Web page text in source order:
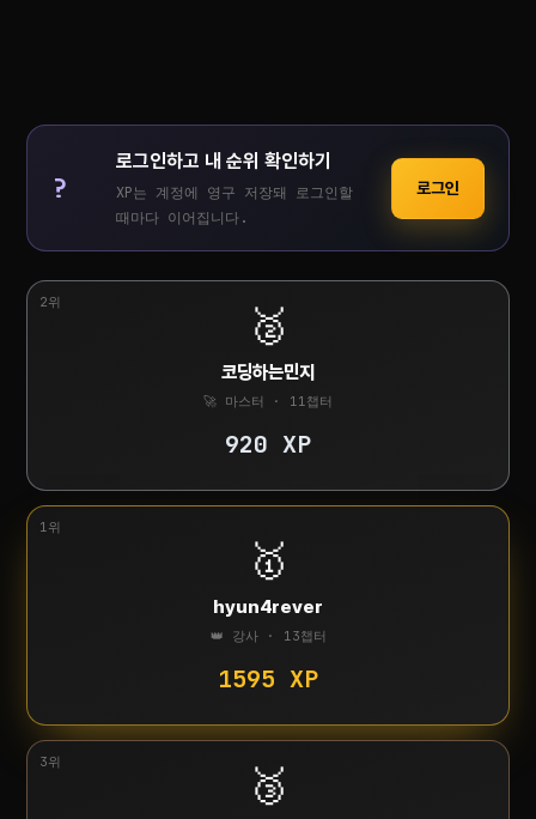
?
로그인하고 내 순위 확인하기
XP는 계정에 영구 저장돼 로그인할
때마다 이어집니다.
로그인
2위 🥈
코딩하는민지
🚀 마스터 · 11챕터
920 XP
1위
🥇
hyun4rever
👑 강사 · 13챕터
1595 XP
3위 🥉